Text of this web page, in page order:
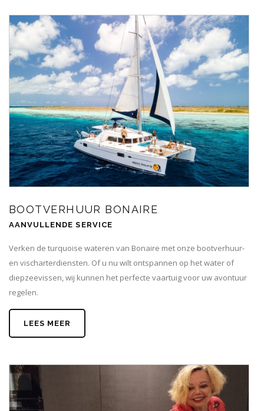
BOOTVERHUUR BONAIRE
AANVULLENDE SERVICE
Verken de turquoise wateren van Bonaire met onze bootverhuur-
en vischarterdiensten. Of u nu wilt ontspannen op het water of
diepzeevissen, wij kunnen het perfecte vaartuig voor uw avontuur
regelen.
LEES MEER